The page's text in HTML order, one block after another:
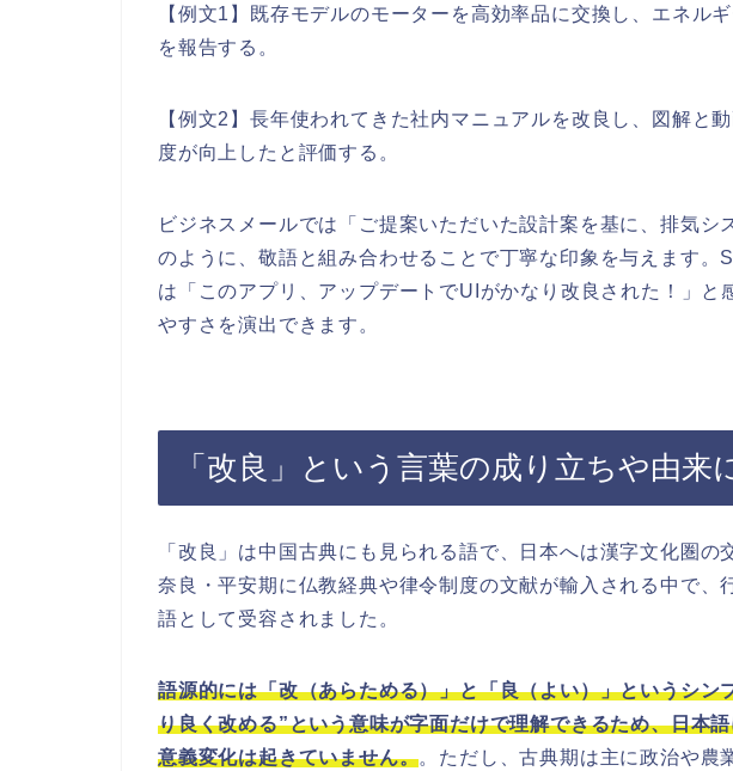
【例文1】既存モデルのモーターを高効率品に交換し、エネル
を報告する。
【例文2】長年使われてきた社内マニュアルを改良し、図解と
度が向上したと評価する。
ビジネスメールでは「ご提案いただいた設計案を基に、排気シ
のように、敬語と組み合わせることで丁寧な印象を与えます。
は「このアプリ、アップデートでUIがかなり改良された！」と
やすさを演出できます。
「改良」という言葉の成り立ちや由来
「改良」は中国古典にも見られる語で、日本へは漢字文化圏の
奈良・平安期に仏教経典や律令制度の文献が輸入される中で、
語として受容されました。
語源的には「改（あらためる）」と「良（よい）」というシン
り良く改める”という意味が字面だけで理解できるため、日本
意義変化は起きていません。。ただし、古典期は主に政治や農